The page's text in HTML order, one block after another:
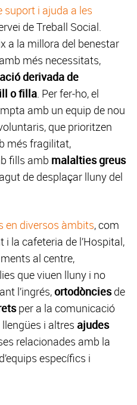
suport i ajuda a les
de Treball Social.
a la millora del benestar
més necessitats,
derivada de
o filla. Per fer-ho, el
amb un equip de nou
que prioritzen
més fragilitat,
fills amb malalties greus
de desplaçar lluny del
en diversos àmbits, com
la cafeteria de l’Hospital,
al centre,
que viuen lluny i no
l’ingrés,ortodònciesde
per a la comunicació
i altres ajudes
relacionades amb la
específics i